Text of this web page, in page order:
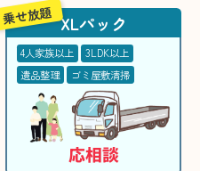
XLパック
4人家族以上
3LDK以上
遺品整理
ゴミ屋敷清掃
応相談
乗せ放題